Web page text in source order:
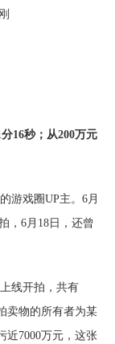
16秒；从200万元
游戏圈UP主。6月
，6月18日，还曾
线开拍，共有
卖物的所有者为某
近7000万元，这张